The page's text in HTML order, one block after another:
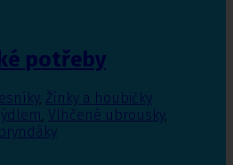
potřeby
, Žínky a houbičky
, Vlhčené ubrousky,